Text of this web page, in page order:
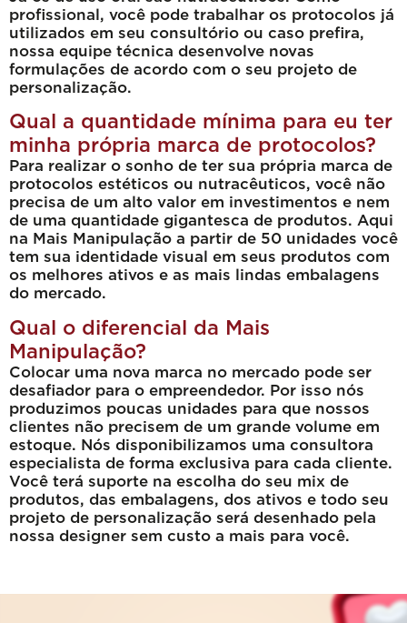
profissional, você pode trabalhar os protocolos já
utilizados em seu consultório ou caso prefira,
nossa equipe técnica desenvolve novas
formulações de acordo com o seu projeto de
personalização.
Qual a quantidade mínima para eu ter
minha própria marca de protocolos?
Para realizar o sonho de ter sua própria marca de
protocolos estéticos ou nutracêuticos, você não
precisa de um alto valor em investimentos e nem
de uma quantidade gigantesca de produtos. Aqui
na Mais Manipulação a partir de 50 unidades você
tem sua identidade visual em seus produtos com
os melhores ativos e as mais lindas embalagens
do mercado.
Qual o diferencial da Mais
Manipulação?
Colocar uma nova marca no mercado pode ser
desafiador para o empreendedor. Por isso nós
produzimos poucas unidades para que nossos
clientes não precisem de um grande volume em
estoque. Nós disponibilizamos uma consultora
especialista de forma exclusiva para cada cliente.
Você terá suporte na escolha do seu mix de
produtos, das embalagens, dos ativos e todo seu
projeto de personalização será desenhado pela
nossa designer sem custo a mais para você.